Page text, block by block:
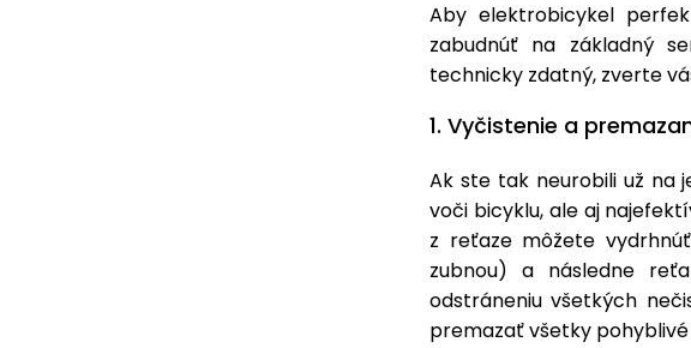
Aby elektrobicykel
zabudnúť na základný
technicky zdatný, zverte
1. Vyčistenie a
Ak ste tak neurobili už na
voči bicyklu, ale aj
z reťaze môžete
zubnou) a následne
odstráneniu všetkých
premazať všetky pohyblivé